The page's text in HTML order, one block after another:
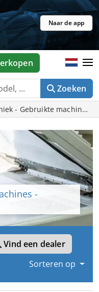
Naar de app
Zoeken
- Gebruikte machines
-
Vind een dealer
Sorteren op